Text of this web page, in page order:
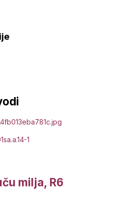
1
milja, R6